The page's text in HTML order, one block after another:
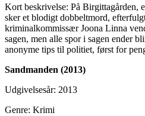
Kort beskrivelse: På Birgittagården,
sker et blodigt dobbeltmord,
kriminalkommissær Joona Linna
sagen, men alle spor i sagen ender
anonyme tips til politiet, først for
Sandmanden (2013)
Udgivelsesår: 2013
Genre: Krimi